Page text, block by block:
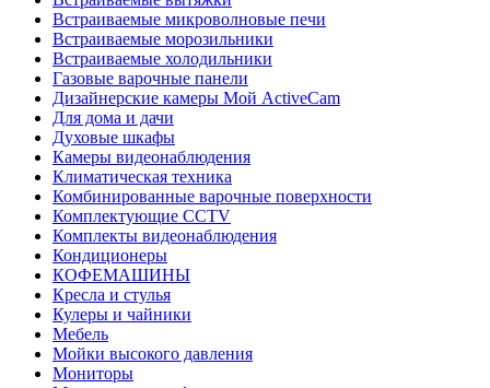
Встраиваемые микроволновые печи
Встраиваемые морозильники
Встраиваемые холодильники
Газовые варочные панели
Дизайнерские камеры Мой ActiveCam
Для дома и дачи
Духовые шкафы
Камеры видеонаблюдения
Климатическая техника
Комбинированные варочные поверхности
Комплектующие CCTV
Комплекты видеонаблюдения
Кондиционеры
КОФЕМАШИНЫ
Кресла и стулья
Кулеры и чайники
Мебель
Мойки высокого давления
Мониторы